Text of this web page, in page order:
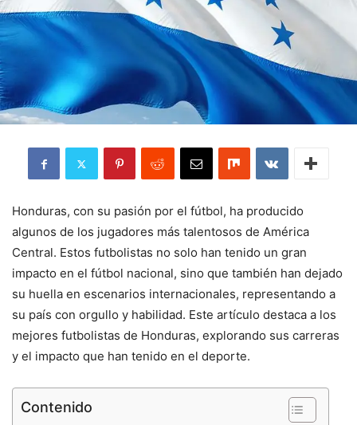
Honduras, con su pasión por el fútbol, ha producido
algunos de los jugadores más talentosos de América
Central. Estos futbolistas no solo han tenido un gran
impacto en el fútbol nacional, sino que también han dejado
su huella en escenarios internacionales, representando a
su país con orgullo y habilidad. Este artículo destaca a los
mejores futbolistas de Honduras, explorando sus carreras
y el impacto que han tenido en el deporte.
Contenido